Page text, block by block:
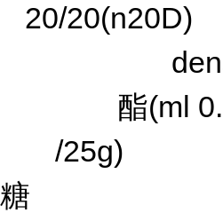
20/
酯(ml
/25g)
糖